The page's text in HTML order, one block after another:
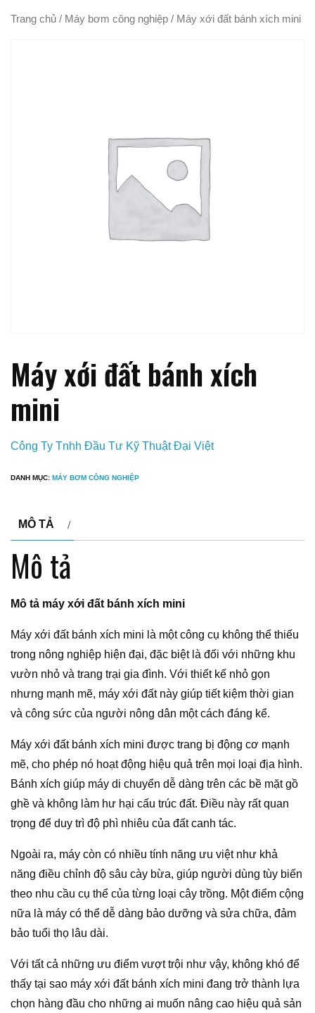
Trang chủ / Máy bơm công nghiệp / Máy xới đất bánh xích mini
Máy xới đất bánh xích
mini
Công Ty Tnhh Đầu Tư Kỹ Thuật Đại Việt
DANH MỤC: MÁY BƠM CÔNG NGHIỆP
MÔ TẢ
Mô tả
Mô tả máy xới đất bánh xích mini
Máy xới đất bánh xích mini là một công cụ không thể thiếu
trong nông nghiệp hiện đại, đặc biệt là đối với những khu
vườn nhỏ và trang trại gia đình. Với thiết kế nhỏ gọn
nhưng mạnh mẽ, máy xới đất này giúp tiết kiệm thời gian
và công sức của người nông dân một cách đáng kể.
Máy xới đất bánh xích mini được trang bị động cơ mạnh
mẽ, cho phép nó hoạt động hiệu quả trên mọi loại địa hình.
Bánh xích giúp máy di chuyển dễ dàng trên các bề mặt gồ
ghề và không làm hư hại cấu trúc đất. Điều này rất quan
trọng để duy trì độ phì nhiêu của đất canh tác.
Ngoài ra, máy còn có nhiều tính năng ưu việt như khả
năng điều chỉnh độ sâu cày bừa, giúp người dùng tùy biến
theo nhu cầu cụ thể của từng loại cây trồng. Một điểm cộng
nữa là máy có thể dễ dàng bảo dưỡng và sửa chữa, đảm
bảo tuổi thọ lâu dài.
Với tất cả những ưu điểm vượt trội như vậy, không khó để
thấy tại sao máy xới đất bánh xích mini đang trở thành lựa
chọn hàng đầu cho những ai muốn nâng cao hiệu quả sản